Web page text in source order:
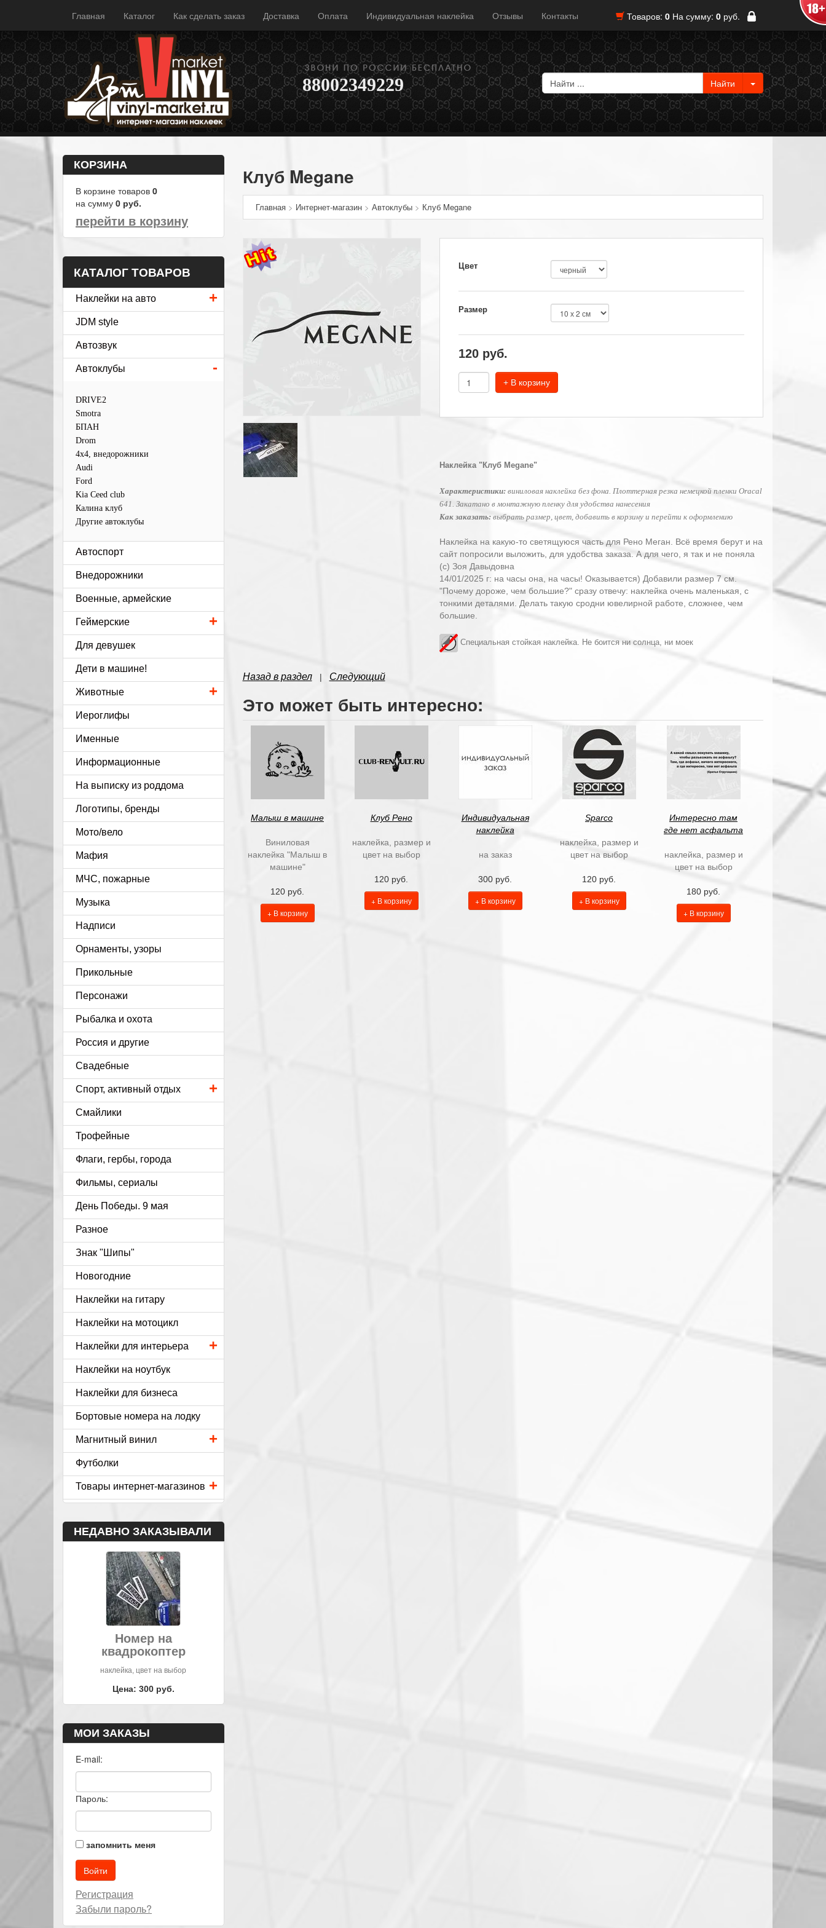
Товаров: 0 На сумму: 0 руб.
Главная Каталог Как сделать заказ Доставка Оплата Индивидуальная наклейка Отзывы Контакты
88002349229
Клуб Megane
Главная> Интернет-магазин> Автоклубы> Клуб Megane
Цвет
Размер
120руб.
+ В корзину
Наклейка "Клуб Megane"
Характеристики:виниловая наклейка без фона. Плоттерная резка немецкой пленки Oracal
641. Закатано в монтажную пленку для удобства нанесения
Как заказать:выбрать размер, цвет, добавить в корзину и перейти к оформлению
Наклейка на какую-то светящуюся часть для Рено Меган. Всё время берут и на
сайт попросили выложить, для удобства заказа. А для чего, я так и не поняла
(с) Зоя Давыдовна
14/01/2025 г: на часы она, на часы! Оказывается) Добавили размер 7 см.
"Почему дороже, чем большие?" сразу отвечу: наклейка очень маленькая, с
тонкими деталями. Делать такую сродни ювелирной работе, сложнее, чем
большие.
Специальная стойкая наклейка. Не боится ни солнца, ни моек
Назад в раздел| Следующий
Это может быть интересно:
Малыш в машине
Виниловая
наклейка "Малыш в
машине"
120 руб.
+ В корзину
Клуб Рено
наклейка, размер и
цвет на выбор
120 руб.
+ В корзину
Индивидуальная
наклейка
на заказ
300 руб.
+ В корзину
Sparco
наклейка, размер и
цвет на выбор
120 руб.
+ В корзину
Интересно там
где нет асфальта
наклейка, размер и
цвет на выбор
180 руб.
+ В корзину
КОРЗИНА
В корзине товаров 0
на сумму 0 руб.
перейти в корзину
КАТАЛОГ ТОВАРОВ
+
Наклейки на авто
JDM style
Автозвук
-
Автоклубы
DRIVE2
Smotra
БПАН
Drom
4х4, внедорожники
Audi
Ford
Kia Ceed club
Калина клуб
Другие автоклубы
Автоспорт
Внедорожники
Военные, армейские
+
Геймерские
Для девушек
Дети в машине!
+
Животные
Иероглифы
Именные
Информационные
На выписку из роддома
Логотипы, бренды
Мото/вело
Мафия
МЧС, пожарные
Музыка
Надписи
Орнаменты, узоры
Прикольные
Персонажи
Рыбалка и охота
Россия и другие
Свадебные
+
Спорт, активный отдых
Смайлики
Трофейные
Флаги, гербы, города
Фильмы, сериалы
День Победы. 9 мая
Разное
Знак "Шипы"
Новогодние
Наклейки на гитару
Наклейки на мотоцикл
+
Наклейки для интерьера
Наклейки на ноутбук
Наклейки для бизнеса
Бортовые номера на лодку
+
Магнитный винил
Футболки
+
Товары интернет-магазинов
НЕДАВНО ЗАКАЗЫВАЛИ
Номер на
квадрокоптер
наклейка, цвет на выбор
Цена: 300 руб.
МОИ ЗАКАЗЫ
E-mail:
Пароль:
запомнить меня
Регистрация
Забыли пароль?